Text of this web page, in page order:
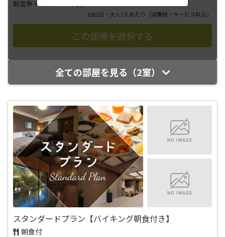
航空券 + ホテル 円
1泊2日・大人1人あたり （消費税・サービス料込）
全ての部屋を見る（2室）
スタンダードプラン【バイキング朝食付き】
朝食付